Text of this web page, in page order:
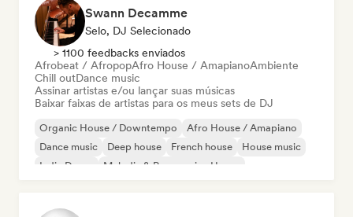
Swann Decamme
Selo, DJ Selecionado
> 1100 feedbacks enviados
Afrobeat / AfropopAfro House / AmapianoAmbiente
Chill outDance music
Assinar artistas e/ou lançar suas músicas
Baixar faixas de artistas para os meus sets de DJ
Organic House / Downtempo
Afro House / Amapiano
Dance music
Deep house French house
House music
Indie Dance
Melodic & Progressive House